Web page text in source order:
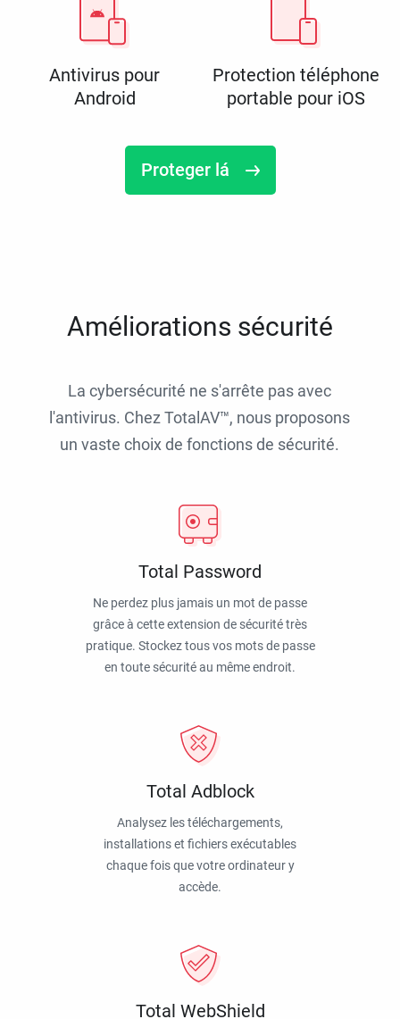
Antivirus pour
Android
Protection téléphone
portable pour iOS
Proteger lá
Améliorations sécurité
La cybersécurité ne s'arrête pas avec
l'antivirus. Chez TotalAV™, nous proposons
un vaste choix de fonctions de sécurité.
Total Password
Ne perdez plus jamais un mot de passe
grâce à cette extension de sécurité très
pratique. Stockez tous vos mots de passe
en toute sécurité au même endroit.
Total Adblock
Analysez les téléchargements,
installations et fichiers exécutables
chaque fois que votre ordinateur y
accède.
Total WebShield